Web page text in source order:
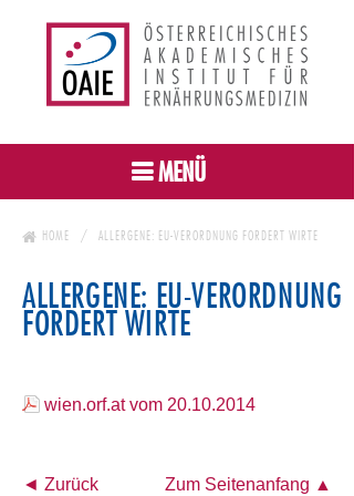
MENÜ
HOME ALLERGENE: EU-VERORDNUNG FORDERT WIRTE
ALLERGENE: EU-VERORDNUNG
FORDERT WIRTE
wien.orf.at vom 20.10.2014
◄ Zurück Zum Seitenanfang ▲